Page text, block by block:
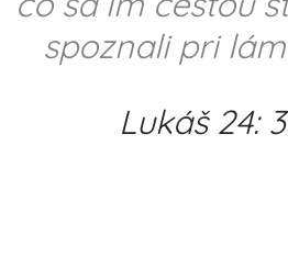
spoznali pri
Lukáš 24: